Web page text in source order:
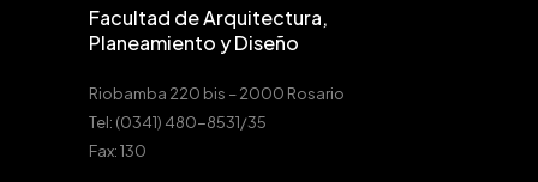
Facultad de Arquitectura,
Planeamiento y Diseño
Riobamba 220 bis – 2000 Rosario
Tel: (0341) 480-8531/35
Fax: 130